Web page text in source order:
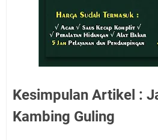
Kesimpulan Artikel :
Kambing Guling